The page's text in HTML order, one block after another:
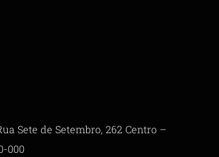
Sete de Setembro, 262 Centro –
000